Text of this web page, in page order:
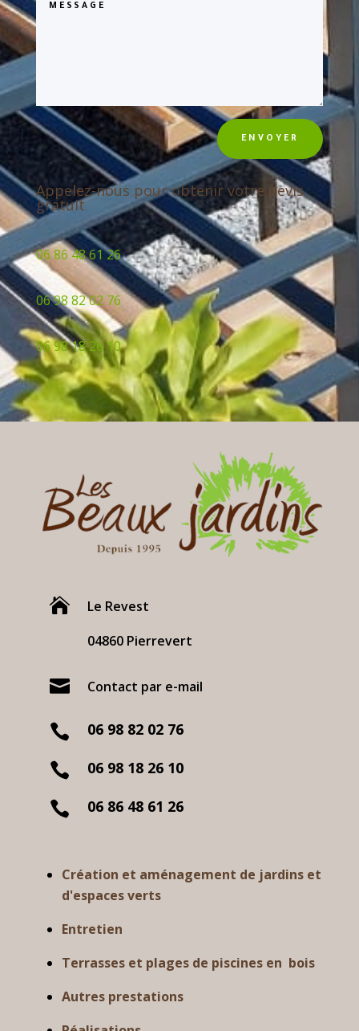
ENVOYER
Appelez-nous pour obtenir votre devis
gratuit
06 86 48 61 26
06 98 82 02 76
06 98 18 26 10

Le Revest
04860 Pierrevert
 Contact par e-mail
 06 98 82 02 76
 06 98 18 26 10
 06 86 48 61 26
Création et aménagement de jardins et
d'espaces verts
Entretien
Terrasses et plages de piscines en bois
Autres prestations